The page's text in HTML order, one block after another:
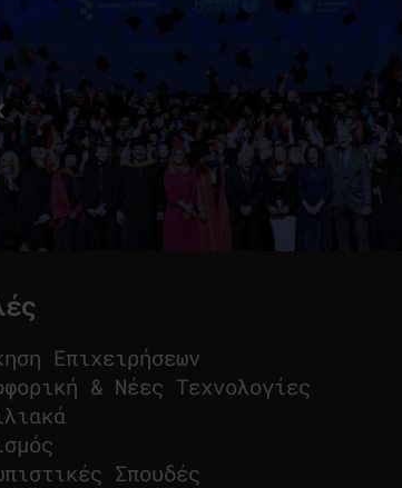
Επιχειρήσεων
& Νέες Τεχνολογίες
Σπουδές